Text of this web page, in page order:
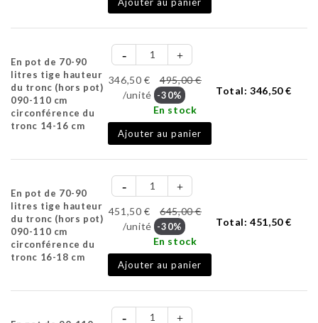
En pot de 70-90
litres tige hauteur
du tronc (hors pot)
090-110 cm
circonférence du
tronc 14-16 cm
346,50 €
495,00 €
/unité -30%
En stock
Ajouter au panier
Total:346,50 €
En pot de 70-90
litres tige hauteur
du tronc (hors pot)
090-110 cm
circonférence du
tronc 16-18 cm
451,50 €
645,00 €
/unité -30%
En stock
Ajouter au panier
Total:451,50 €